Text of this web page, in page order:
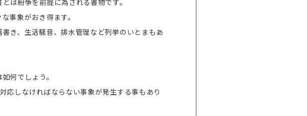
は紛争を前提に為される書物です。
事象がおき得ます。
き、生活騒音、排水管理など列挙のいとまもあ
何でしょう。
応しなければならない事象が発生する事もあり